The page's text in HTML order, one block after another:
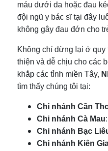
máu dưới da hoặc đau
đội ngũ y bác sĩ tại đây
không gây đau đớn cho
Không chỉ dừng lại ở quy
thiện và dễ chịu cho các
khắp các tỉnh miền Tây,
tìm thấy chúng tôi tại:
Chi nhánh Cần
Chi nhánh Cà Mau
Chi nhánh Bạc
Chi nhánh Kiên